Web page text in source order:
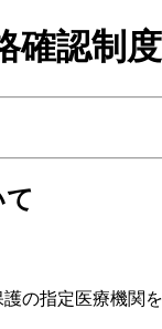
確認制
指定医療機関